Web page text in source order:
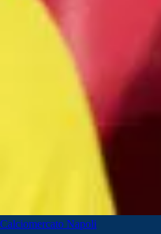
Calciomercato Napoli